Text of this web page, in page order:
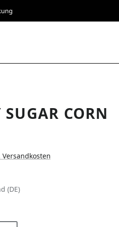
CORN
(DE)